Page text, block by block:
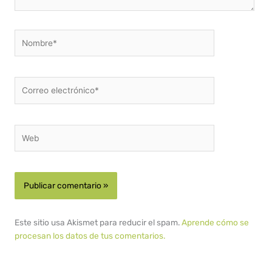
electrónico*
Este sitio usa Akismet para reducir el spam.Aprende cómo se
procesan los datos de tus comentarios.